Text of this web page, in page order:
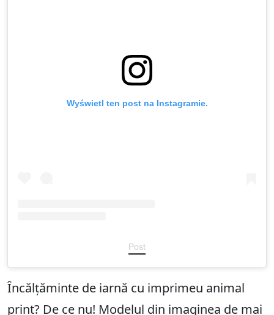
Wyświetl ten post na Instagramie.
Post
Încălțăminte de iarnă cu imprimeu animal
print? De ce nu! Modelul din imaginea de mai